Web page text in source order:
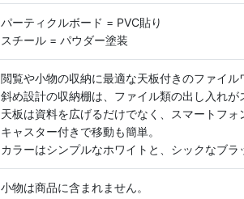
パーティクルボード = PVC貼り
スチール = パウダー塗装
閲覧や小物の収納に最適な天板付きのファイル
斜め設計の収納棚は、ファイル類の出し入れが
天板は資料を広げるだけでなく、スマートフ
キャスター付きで移動も簡単。
カラーはシンプルなホワイトと、シックなブラ
小物は商品に含まれません。